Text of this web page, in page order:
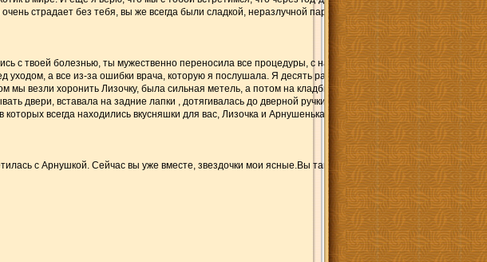
страдает без тебя, вы же всегда были сладкой, неразлучной парочкой.Но ты всегда был,
с твоей болезнью, ты мужественно переносила все процедуры, с надеждой смотрела нам в глаза.
а все из-за ошибки врача, которую я послушала. Я десять раз ее переспросила, стоит ли
везли хоронить Лизочку, была сильная метель, а потом на кладбище выглянуло солнышко, это
двери, вставала на задние лапки , дотягивалась до дверной ручки и открывала ее, поэтому,
всегда находились вкусняшки для вас, Лизочка и Арнушенька. Никто не споет нам свои
с Арнушкой. Сейчас вы уже вместе, звездочки мои ясные.Вы так далеко от нас, но Вы Рядом... В